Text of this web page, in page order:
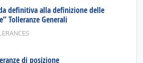
definitiva alla definizione delle
Tolleranze Generali
di posizione